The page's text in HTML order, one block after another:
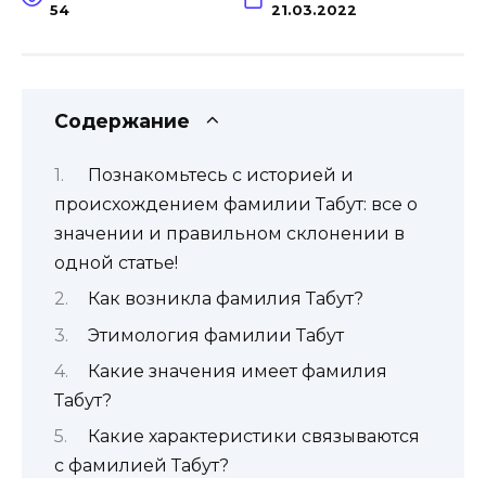
54 21.03.2022
Содержание
Познакомьтесь с историей и
происхождением фамилии Табут: все о
значении и правильном склонении в
одной статье!
Как возникла фамилия Табут?
Этимология фамилии Табут
Какие значения имеет фамилия
Табут?
Какие характеристики связываются
с фамилией Табут?